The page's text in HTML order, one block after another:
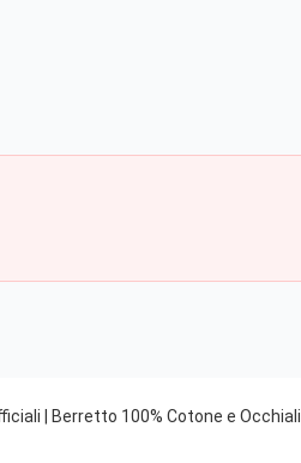
| Berretto 100% Cotone e Occhiali